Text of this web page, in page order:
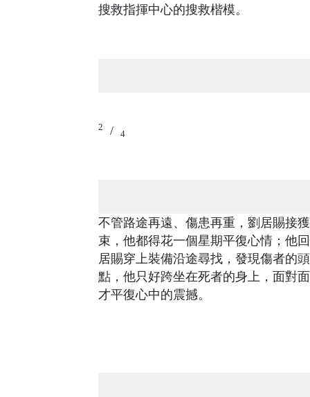
搜救指揮中心的搜救楷模。
2 / 4
不管路途再遠、傷患再重，劉居賜接
束，他都得花一個星期平復心情；他
居賜穿上裝備沿途尋找，發現傷者的
點，他只好跨坐在死者的身上，面對
才平復心中的震撼。